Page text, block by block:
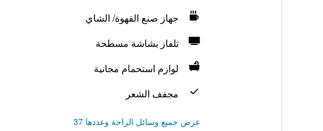
جهاز صنع القهوة/ الشاي
تلفاز بشاشة مسطحة
لوازم استحمام مجانية
مجفف الشعر
عرض جميع وسائل الراحة وعددها 37